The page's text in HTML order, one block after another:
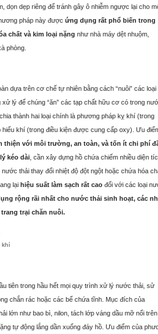
dọn dẹp riêng để tránh gây ô nhiễm ngược lại cho
pháp này được ứng dụng rất phổ biến trong
chất và kim loại nặng như nhà máy dệt nhuộm,
phòng.
dựa trên cơ chế tự nhiên bằng cách “nuôi” các loại
lý để chúng “ăn” các tạp chất hữu cơ có trong
thành hai loại chính là phương pháp kỵ khí (trong
khí (trong điều kiện được cung cấp oxy) . Ưu
thiện với môi trường, an toàn, và tốn ít chi phí
kéo dài , cần xây dựng hồ chứa chiếm nhiều diện
thải thay đổi nhiệt độ đột ngột hoặc chứa hóa
lại hiệu suất làm sạch rất cao đối với các loại
rộng rãi nhất cho nước thải sinh hoạt, các
trại chăn nuôi.
khí
tiên trong hầu hết mọi quy trình xử lý nước thải, sử
chắn rác hoặc các bể chứa tĩnh. Mục đích của
lớn như bao bì, nilon, tách lớp váng dầu mỡ nổi
tự động lắng dần xuống đáy hồ . Ưu điểm của